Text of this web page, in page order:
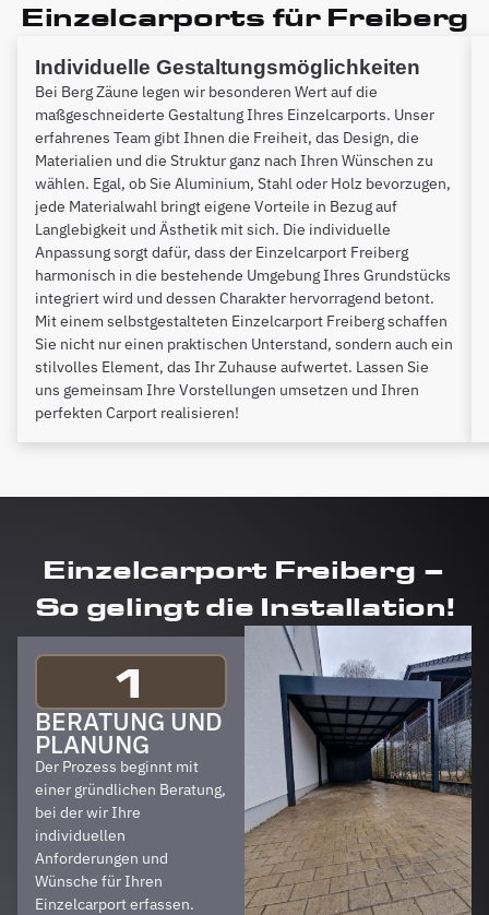
Einzelcarports für Freiberg
Individuelle Gestaltungsmöglichkeiten
Bei Berg Zäune legen wir besonderen Wert auf die
maßgeschneiderte Gestaltung Ihres Einzelcarports. Unser
erfahrenes Team gibt Ihnen die Freiheit, das Design, die
Materialien und die Struktur ganz nach Ihren Wünschen zu
wählen. Egal, ob Sie Aluminium, Stahl oder Holz bevorzugen,
jede Materialwahl bringt eigene Vorteile in Bezug auf
Langlebigkeit und Ästhetik mit sich. Die individuelle
Anpassung sorgt dafür, dass der Einzelcarport Freiberg
harmonisch in die bestehende Umgebung Ihres Grundstücks
integriert wird und dessen Charakter hervorragend betont.
Mit einem selbstgestalteten Einzelcarport Freiberg schaffen
Sie nicht nur einen praktischen Unterstand, sondern auch ein
stilvolles Element, das Ihr Zuhause aufwertet. Lassen Sie
uns gemeinsam Ihre Vorstellungen umsetzen und Ihren
perfekten Carport realisieren!
Einzelcarport Freiberg –
So gelingt die Installation!
1
BERATUNG UND
PLANUNG
Der Prozess beginnt mit
einer gründlichen Beratung,
bei der wir Ihre
individuellen
Anforderungen und
Wünsche für Ihren
Einzelcarport erfassen.